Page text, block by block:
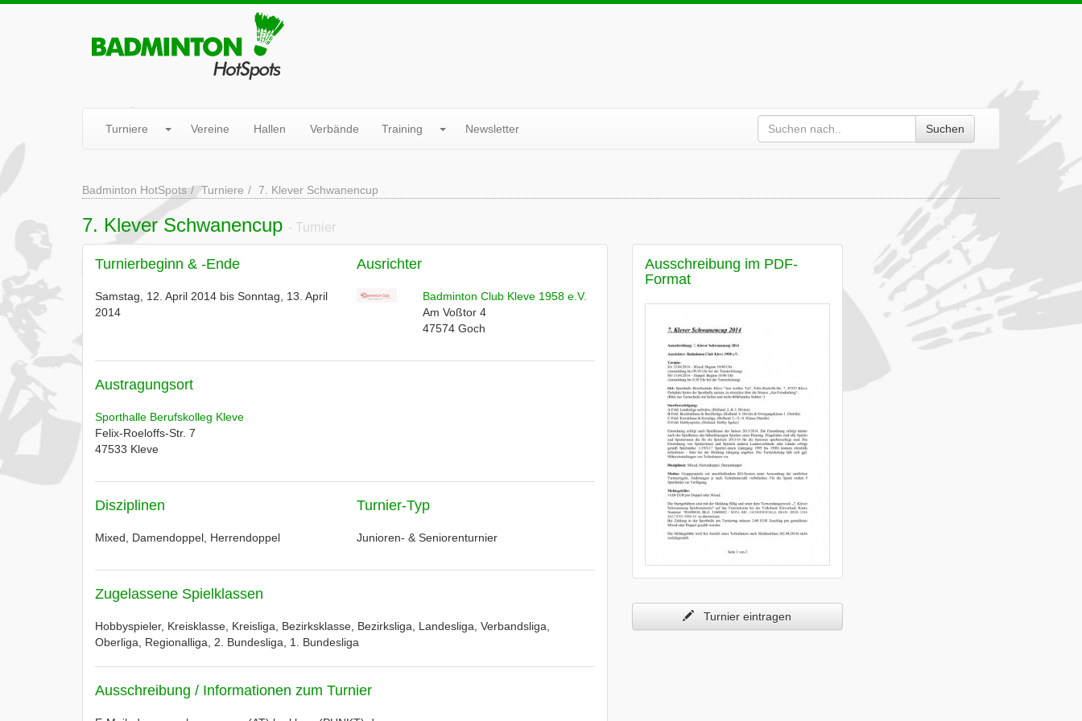
Turniere Vereine Hallen Verbände Training Newsletter Suchen
Badminton HotSpots Turniere 7. Klever Schwanencup
7. Klever Schwanencup - Turnier
Turnierbeginn & -Ende
Samstag, 12. April 2014 bis Sonntag, 13. April
2014
Ausrichter
Badminton Club Kleve 1958 e.V.
Am Voßtor 4
47574 Goch
Austragungsort
Sporthalle Berufskolleg Kleve
Felix-Roeloffs-Str. 7
47533 Kleve
Disziplinen
Mixed, Damendoppel, Herrendoppel
Turnier-Typ
Junioren- & Seniorenturnier
Zugelassene Spielklassen
Hobbyspieler, Kreisklasse, Kreisliga, Bezirksklasse, Bezirksliga, Landesliga, Verbandsliga,
Oberliga, Regionalliga, 2. Bundesliga, 1. Bundesliga
Ausschreibung / Informationen zum Turnier
Ausschreibung im PDF-
Format
Turnier eintragen